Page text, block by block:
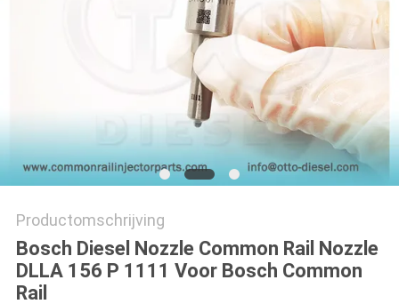
Productomschrijving
Bosch Diesel Nozzle Common Rail Nozzle
DLLA 156 P 1111 Voor Bosch Common
Rail